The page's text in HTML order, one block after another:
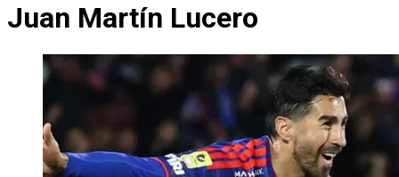
Juan Martín Lucero